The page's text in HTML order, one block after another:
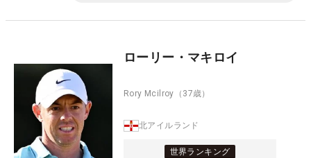
ローリー・マキロイ
Rory Mcilroy （37歳）
北アイルランド
世界ランキング